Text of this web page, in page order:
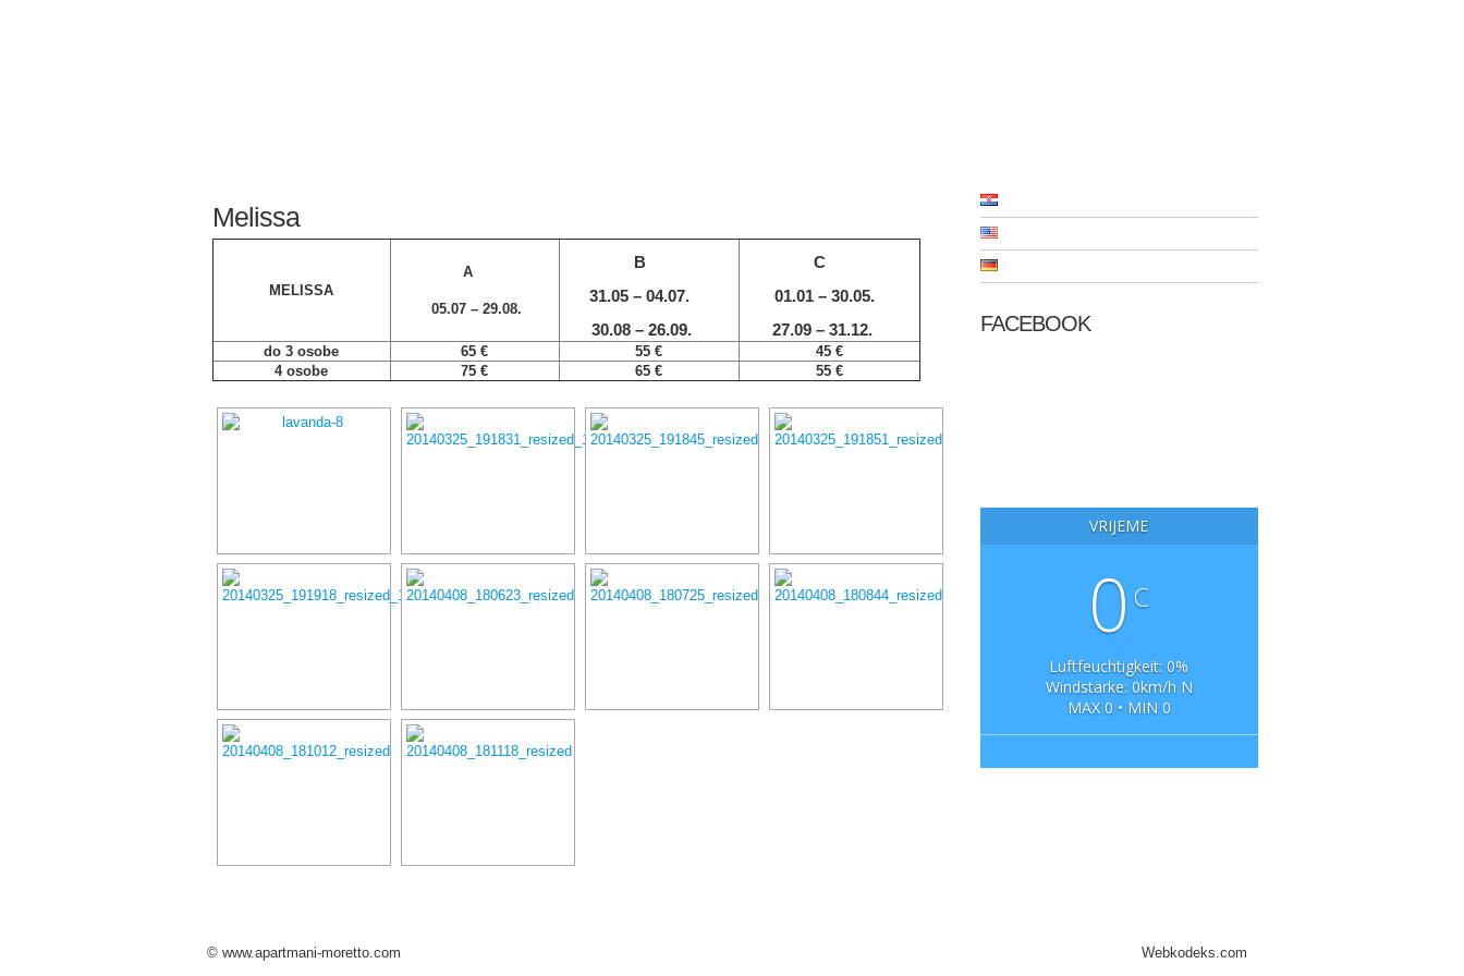
Melissa
MELISSA
A
05.07 – 29.08.
B
31.05 – 04.07.
30.08 – 26.09.
C
01.01 – 30.05.
27.09 – 31.12.
do 3 osobe 65 € 55 €
45 €
4 osobe
75 € 65 € 55 €
FACEBOOK
VRIJEME
0 C
Luftfeuchtigkeit: 0%
Windstärke: 0km/h N
MAX 0 • MIN 0
© www.apartmani-moretto.com Webkodeks.com